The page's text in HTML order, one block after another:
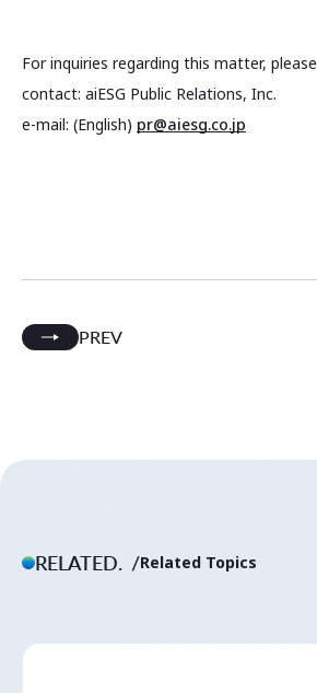
For inquiries regarding this matter, please
contact: aiESG Public Relations, Inc.
e-mail: (English) pr@aiesg.co.jp
PREV
RELATED. Related Topics